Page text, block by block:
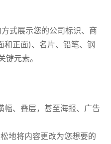
式展示您的公司标识、商
和正面)、名片、铅笔、钢
元素。
幅、叠层，甚至海报、广告
地将内容更改为您想要的